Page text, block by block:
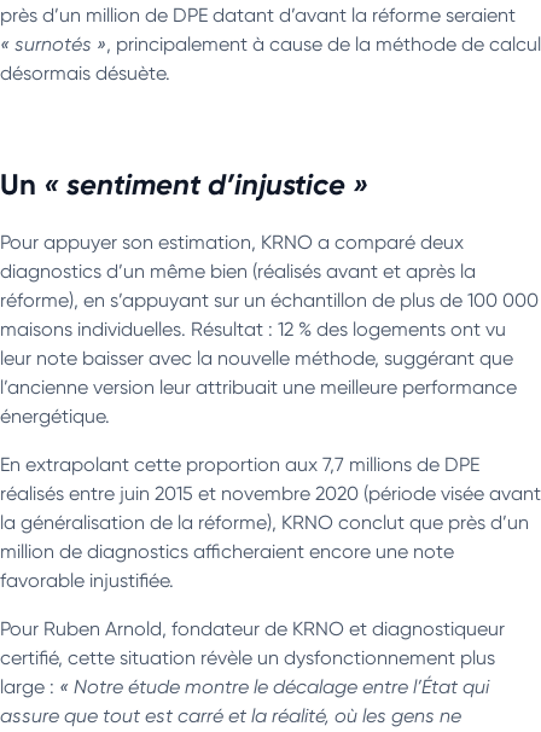
près d’un million de DPE datant d’avant la réforme seraient
« surnotés », principalement à cause de la méthode de calcul
désormais désuète.
Un « sentiment d’injustice »
Pour appuyer son estimation, KRNO a comparé deux
diagnostics d’un même bien (réalisés avant et après la
réforme), en s’appuyant sur un échantillon de plus de 100 000
maisons individuelles. Résultat : 12 % des logements ont vu
leur note baisser avec la nouvelle méthode, suggérant que
l’ancienne version leur attribuait une meilleure performance
énergétique.
En extrapolant cette proportion aux 7,7 millions de DPE
réalisés entre juin 2015 et novembre 2020 (période visée avant
la généralisation de la réforme), KRNO conclut que près d’un
million de diagnostics afficheraient encore une note
favorable injustifiée.
Pour Ruben Arnold, fondateur de KRNO et diagnostiqueur
certifié, cette situation révèle un dysfonctionnement plus
large : « Notre étude montre le décalage entre l’État qui
assure que tout est carré et la réalité, où les gens ne